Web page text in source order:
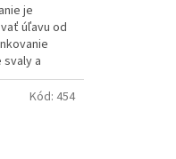
je
úľavu od
a
Kód: 454